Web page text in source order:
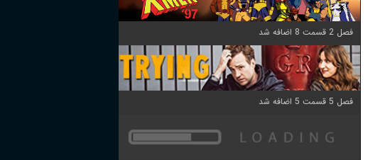
فصل 2 قسمت 8 اضافه شد
فصل 5 قسمت 5 اضافه شد